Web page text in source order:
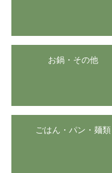
お鍋・その他
ごはん・パン・麺類